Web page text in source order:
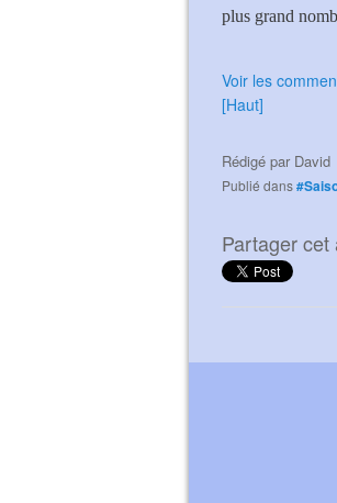
plus grand
Voir les
[Haut]
Rédigé par David
Publié dans
Partager cet